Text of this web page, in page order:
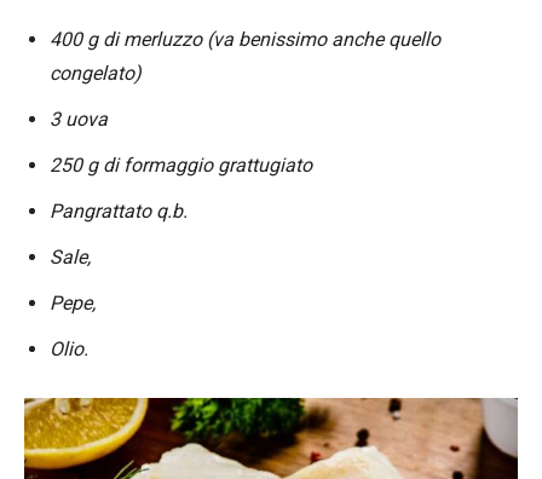
400 g di merluzzo (va benissimo anche quello
congelato)
3 uova
250 g di formaggio grattugiato
Pangrattato q.b.
Sale,
Pepe,
Olio.